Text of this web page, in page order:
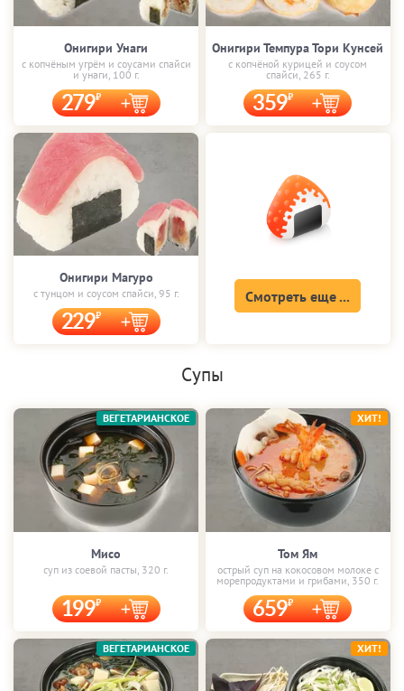
Онигири Унаги
с копчёным угрём и соусами спайси
и унаги, 100 г.
279
Онигири Темпура Тори Кунсей
с копчёной курицей и соусом
спайси, 265 г.
359
Онигири Магуро
с тунцом и соусом спайси, 95 г.
229
Смотреть еще ...
Супы
Мисо
суп из соевой пасты, 320 г.
199
ВЕГЕТАРИАНСКОЕ
Том Ям
острый суп на кокосовом молоке с
морепродуктами и грибами, 350 г.
659
ХИТ!
ВЕГЕТАРИАНСКОЕ ХИТ!